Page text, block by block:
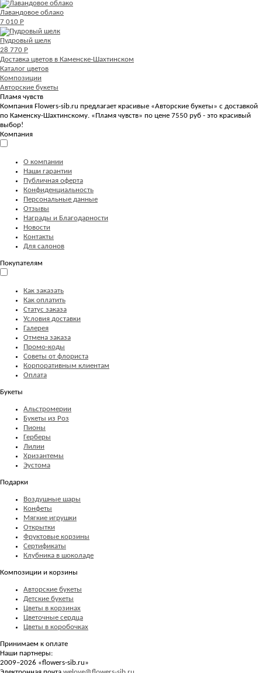
Лавандовое облако
7 010 Р
Пудровый шелк
28 770 Р
Доставка цветов в Каменске-Шахтинском
Каталог цветов
Композиции
Авторские букеты
Пламя чувств
Компания Flowers-sib.ru предлагает красивые «Авторские букеты» с доставкой
по Каменску-Шахтинскому. «Пламя чувств» по цене 7550 руб - это красивый
выбор!
Компания
О компании
Наши гарантии
Публичная оферта
Конфиденциальность
Персональные данные
Отзывы
Награды и Благодарности
Новости
Контакты
Для салонов
Покупателям
Как заказать
Как оплатить
Статус заказа
Условия доставки
Галерея
Отмена заказа
Промо-коды
Советы от флориста
Корпоративным клиентам
Оплата
Букеты
Альстромерии
Букеты из Роз
Пионы
Герберы
Лилии
Хризантемы
Эустома
Подарки
Воздушные шары
Конфеты
Мягкие игрушки
Открытки
Фруктовые корзины
Сертификаты
Клубника в шоколаде
Композиции и корзины
Авторские букеты
Детские букеты
Цветы в корзинах
Цветочные сердца
Цветы в коробочках
Принимаем к оплате
Наши партнеры:
2009–2026 «flowers-sib.ru»